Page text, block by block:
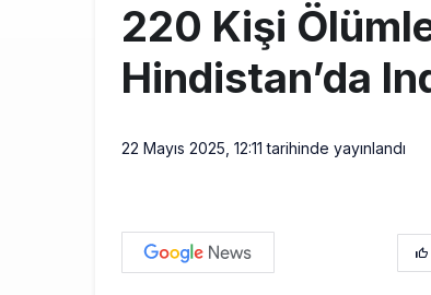
220 Kişi
Hindistan’da
22 Mayıs 2025, 12:11 tarihinde yayınlandı